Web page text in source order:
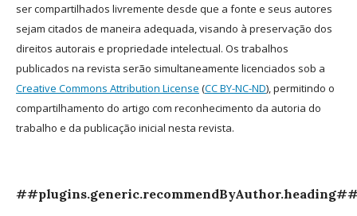
ser compartilhados livremente desde que a fonte e seus autores
sejam citados de maneira adequada, visando à preservação dos
direitos autorais e propriedade intelectual. Os trabalhos
publicados na revista serão simultaneamente licenciados sob a
Creative Commons Attribution License (CC BY-NC-ND), permitindo o
compartilhamento do artigo com reconhecimento da autoria do
trabalho e da publicação inicial nesta revista.